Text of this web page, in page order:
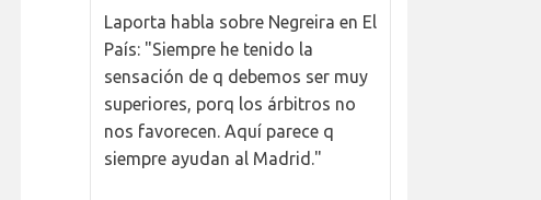
Laporta habla sobre Negreira en El
País: "Siempre he tenido la
sensación de q debemos ser muy
superiores, porq los árbitros no
nos favorecen. Aquí parece q
siempre ayudan al Madrid."